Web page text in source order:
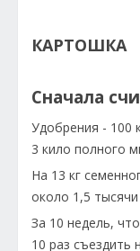
КАРТОШКА
Сначала
Удобрения - 100
3 кило полного
На 13 кг
около 1,5 тысячи
За 10 недель,
10 раз съездить